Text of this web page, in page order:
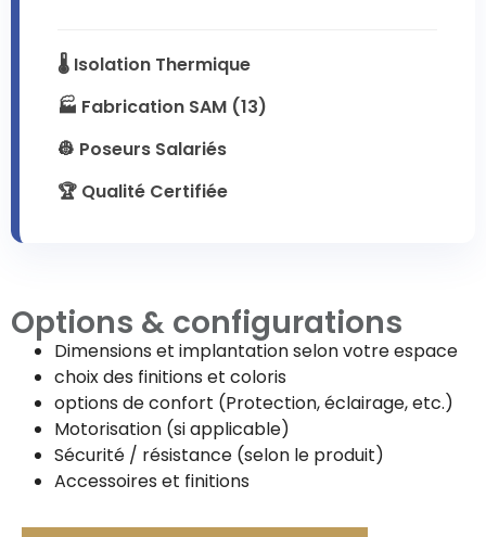
🌡️ Isolation Thermique
🏭 Fabrication SAM (13)
👷 Poseurs Salariés
🏆 Qualité Certifiée
Options & configurations
Dimensions et implantation selon votre espace
choix des finitions et coloris
options de confort (Protection, éclairage, etc.)
Motorisation (si applicable)
Sécurité / résistance (selon le produit)
Accessoires et finitions